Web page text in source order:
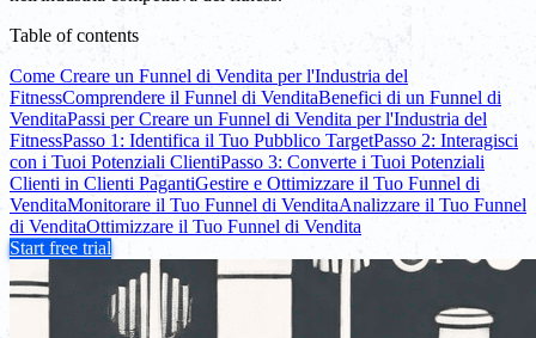
Table of contents
Come Creare un Funnel di Vendita per l'Industria del
FitnessComprendere il Funnel di VenditaBenefici di un Funnel di
VenditaPassi per Creare un Funnel di Vendita per l'Industria del
FitnessPasso 1: Identifica il Tuo Pubblico TargetPasso 2: Interagisci
con i Tuoi Potenziali ClientiPasso 3: Converte i Tuoi Potenziali
Clienti in Clienti PagantiGestire e Ottimizzare il Tuo Funnel di
VenditaMonitorare il Tuo Funnel di VenditaAnalizzare il Tuo Funnel
di VenditaOttimizzare il Tuo Funnel di Vendita
Start free trial